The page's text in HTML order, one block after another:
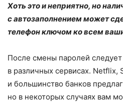
Хоть это и неприятно, но
с автозаполнением может
телефон ключом ко всем
После смены паролей
в различных сервисах.
и большинство банков
но в некоторых случаях вам